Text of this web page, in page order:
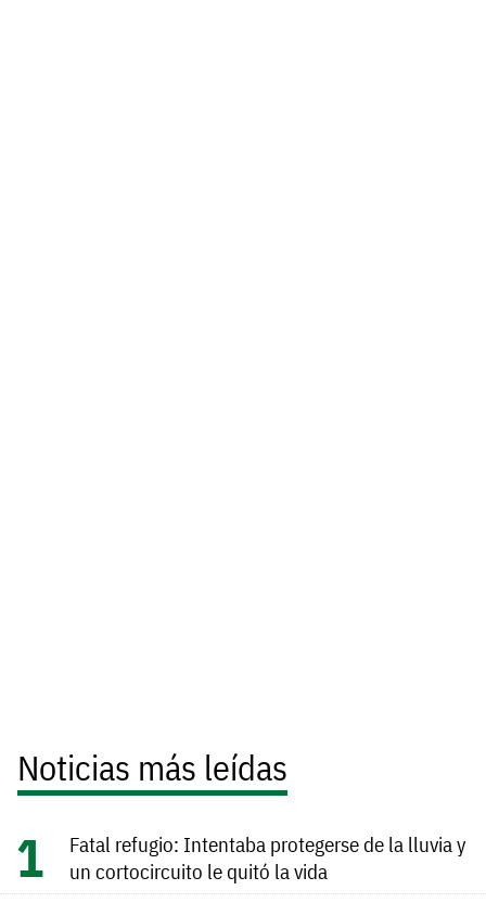
Noticias más leídas
Fatal refugio: Intentaba protegerse de la lluvia y
un cortocircuito le quitó la vida